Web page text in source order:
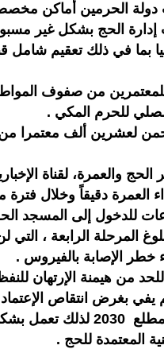
دولة الحرمين أماكن
إدارة الحج بشكل غير
بما في ذلك تعقيم شامل
للمعتمرين من صفوف
لعشرين ألف معتمرا
والعمرة، لقناة
العمرة دقيقاً وخلال
للدخول إلى المسجد
المرحلة الرابعة ، التي
خطر الإصابة بالفيروس .
من هيمنة الإرتهان للنفظ
ضخم يفي بغرض انتقاص
، كما تسعى المملكة لستقبال
المعتمدة للحج .